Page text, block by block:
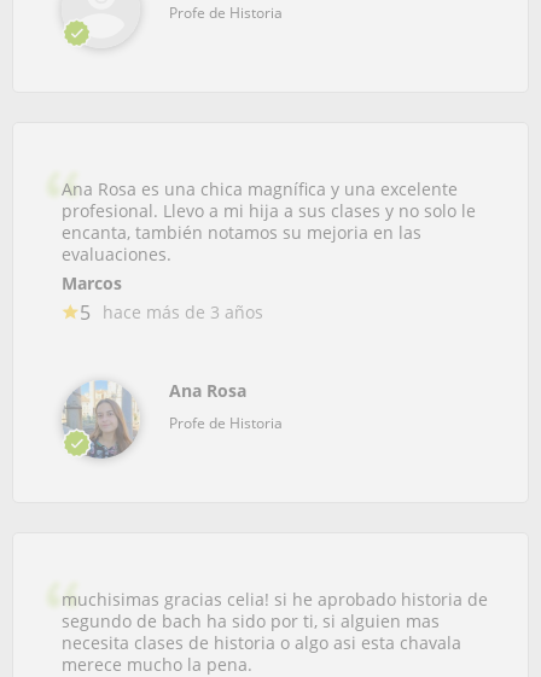
Profe de Historia
Ana Rosa es una chica magnífica y una excelente
profesional. Llevo a mi hija a sus clases y no solo le
encanta, también notamos su mejoria en las
evaluaciones.
Marcos
5 hace más de 3 años
Ana Rosa
Profe de Historia
muchisimas gracias celia! si he aprobado historia de
segundo de bach ha sido por ti, si alguien mas
necesita clases de historia o algo asi esta chavala
merece mucho la pena.